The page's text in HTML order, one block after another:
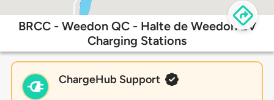
BRCC - Weedon QC - Halte de Weedon EV
Charging Stations
ChargeHub Support